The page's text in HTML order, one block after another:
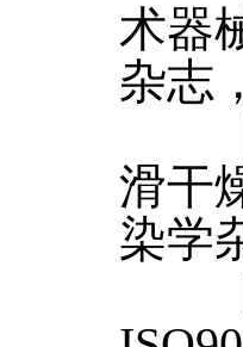
术器
杂志
［
滑干
染学
［